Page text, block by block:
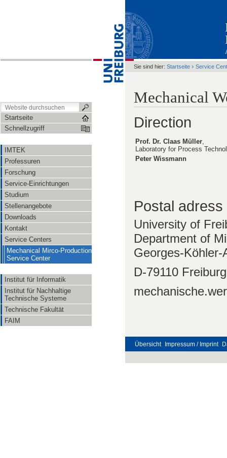
Startseite
Schnellzugriff
IMTEK
Professuren
Forschung
Service-Einrichtungen
Studium
Stellenangebote
Downloads
Kontakt
Service Centers
Mechanical Mirco-Production
Service Center
Institut für Informatik
Institut für Nachhaltige
Technische Systeme
Technische Fakultät
FAIM
Sie sind hier: Startseite › Service
Mechanical
Direction
Prof. Dr. Claas Müller,
Laboratory for Process
Peter Wissmann
Postal
University of
Department of
Georges-
D-79110 Freiburg
Übersicht Impressum / Imprint